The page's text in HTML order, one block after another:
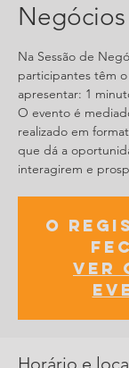
Negócios
Na Sessão de
participantes têm
apresentar: 1
O evento é
realizado em
que dá a
interagirem e
O
Ver
Horário e